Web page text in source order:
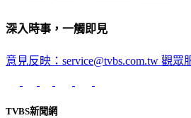
深入時事，一觸即見
意見反映：service@tvbs.com.tw 觀眾
TVBS新聞網